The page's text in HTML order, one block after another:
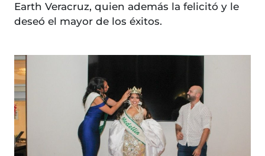
Earth Veracruz, quien además la felicitó y le
deseó el mayor de los éxitos.